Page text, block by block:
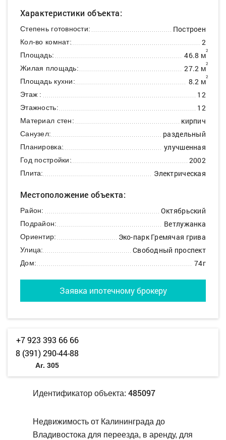
Характеристики объекта:
Степень готовности: Построен
Кол-во комнат: 2
Площадь: 46.8 м2
Жилая площадь: 27.2 м2
Площадь кухни: 8.2 м2
Этаж : 12
Этажность: 12
Материал стен: кирпич
Санузел: раздельный
Планировка: улучшенная
Год постройки: 2002
Плита: Электрическая
Местоположение объекта:
Район: Октябрьский
Подрайон: Ветлужанка
Ориентир: Эко-парк Гремячая грива
Улица: Свободный проспект
Дом: 74г
Заявка ипотечному брокеру
+7 923 393 66 66
8 (391) 290-44-88
Аг. 305
Идентификатор объекта: 485097
Недвижимость от Калининграда до
Владивостока для переезда, в аренду, для